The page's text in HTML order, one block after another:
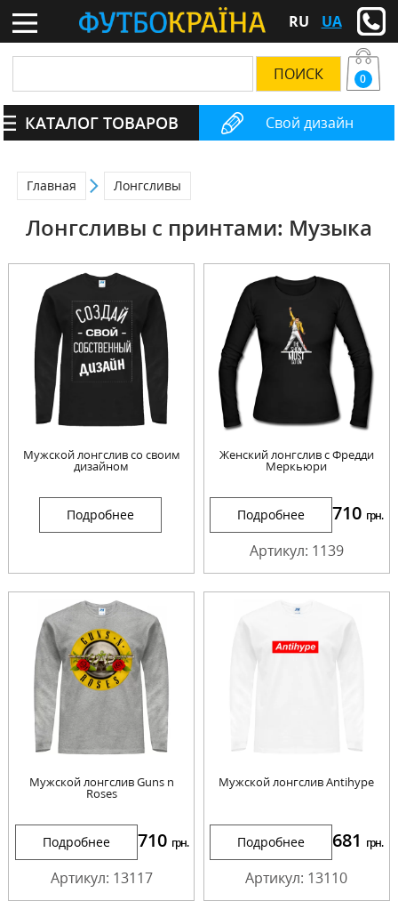
RU UA
Свой дизайн
0
КАТАЛОГ ТОВАРОВ
Главная Лонгсливы
Лонгсливы с принтами: Музыка
Мужской лонгслив со своим
дизайном
Подробнее
Женский лонгслив с Фредди
Меркьюри
Подробнее 710 грн.
Артикул: 1139
Мужской лонгслив Guns n
Roses
Подробнее 710 грн.
Артикул: 13117
Мужской лонгслив Antihype
Подробнее 681 грн.
Артикул: 13110